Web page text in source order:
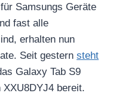
Samsungs Geräte
fast alle
erhalten nun
Seit gestern steht
Galaxy Tab S9
bereit.